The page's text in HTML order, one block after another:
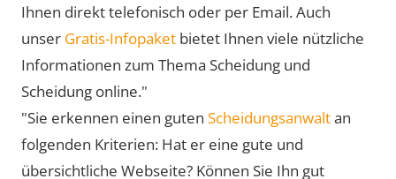
Ihnen direkt telefonisch oder per Email. Auch
unser Gratis-Infopaket bietet Ihnen viele nützliche
Informationen zum Thema Scheidung und
Scheidung online."
"Sie erkennen einen guten Scheidungsanwaltan
folgenden Kriterien: Hat er eine gute und
übersichtliche Webseite? Können Sie Ihn gut